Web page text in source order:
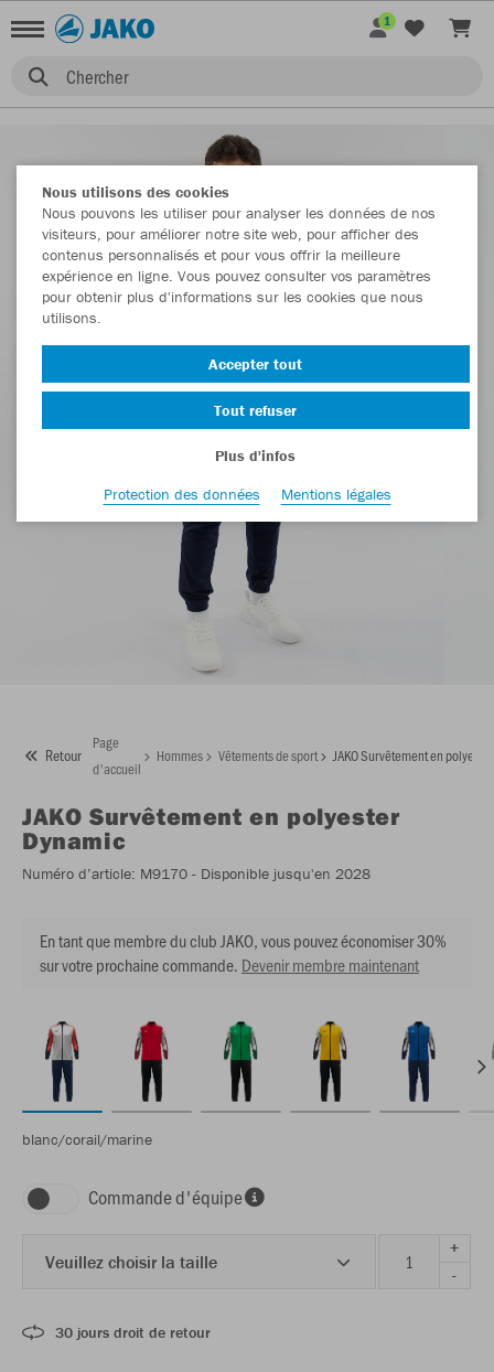
Chercher
1
Retour
Page
d'accueil
Hommes Vêtements de sport JAKO Survêtement en
JAKO Survêtement en polyester
Dynamic
Numéro d’article: M9170 - Disponible jusqu'en 2028
En tant que membre du club JAKO, vous pouvez économiser 30%
sur votre prochaine commande. Devenir membre maintenant
blanc/corail/marine
Commande d'équipe
Veuillez choisir la taille
+
-
30 jours droit de retour
Nous utilisons des cookies
Nous pouvons les utiliser pour analyser les données de nos
visiteurs, pour améliorer notre site web, pour afficher des
contenus personnalisés et pour vous offrir la meilleure
expérience en ligne. Vous pouvez consulter vos paramètres
pour obtenir plus d'informations sur les cookies que nous
utilisons.
Accepter tout
Tout refuser
Plus d'infos
Protection des données
Mentions légales